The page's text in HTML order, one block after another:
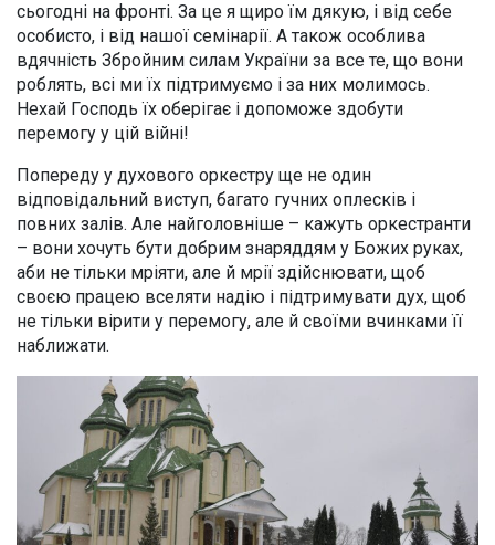
сьогодні на фронті. За це я щиро їм дякую, і від себе
особисто, і від нашої семінарії. А також особлива
вдячність Збройним силам України за все те, що вони
роблять, всі ми їх підтримуємо і за них молимось.
Нехай Господь їх оберігає і допоможе здобути
перемогу у цій війні!
Попереду у духового оркестру ще не один
відповідальний виступ, багато гучних оплесків і
повних залів. Але найголовніше – кажуть оркестранти
– вони хочуть бути добрим знаряддям у Божих руках,
аби не тільки мріяти, але й мрії здійснювати, щоб
своєю працею вселяти надію і підтримувати дух, щоб
не тільки вірити у перемогу, але й своїми вчинками її
наближати.